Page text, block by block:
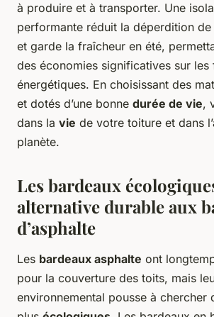
à produire et à transporter. Une
performante réduit la déperdition
et garde la fraîcheur en été,
des économies significatives sur les
énergétiques. En choisissant des
et dotés d’une bonne durée de vie,
dans la vie de votre toiture et dans
planète.
Les bardeaux
alternative durable aux
d’asphalte
Les bardeaux asphalte ont
pour la couverture des toits, mais
environnemental pousse à chercher